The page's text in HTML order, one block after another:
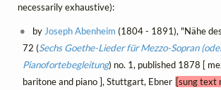
necessarily exhaustive):
by Joseph Abenheim (1804 - 1891), "Nähe
72 (Sechs Goethe-Lieder für Mezzo-Sopran
Pianofortebegleitung) no. 1, published 1878 [
baritone and piano ], Stuttgart, Ebner [sung text